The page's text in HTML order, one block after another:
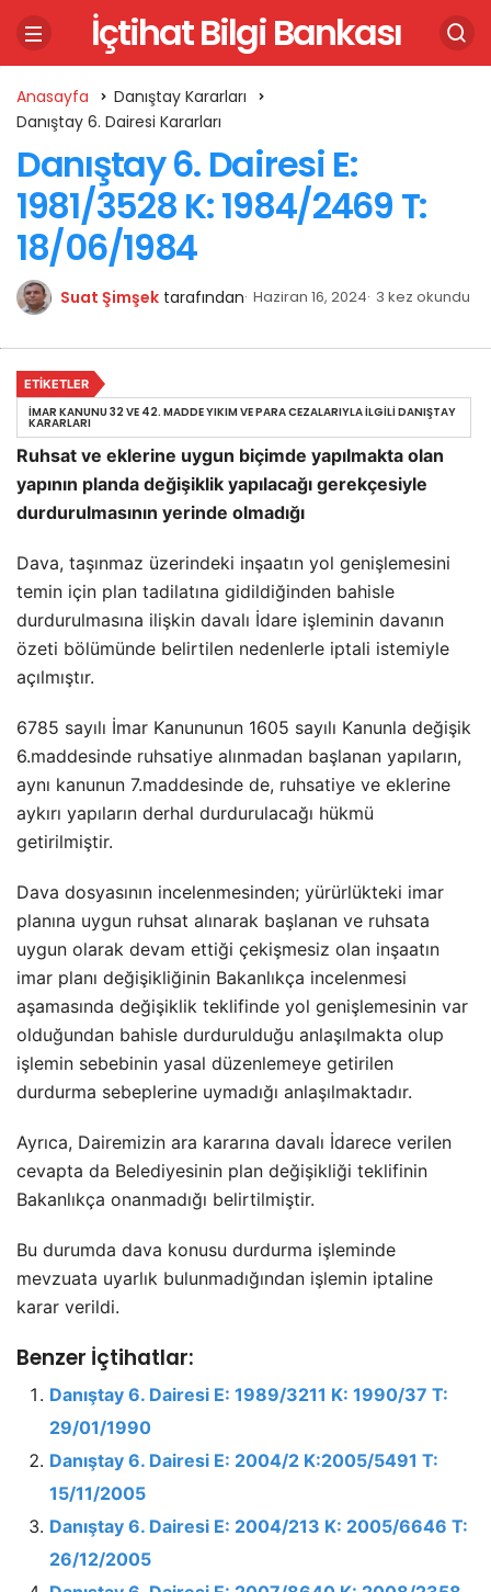
İçtihat Bilgi Bankası
Anasayfa
Danıştay Kararları
Danıştay 6. Dairesi Kararları
Danıştay 6. Dairesi E:
1981/3528 K: 1984/2469 T:
18/06/1984
Suat Şimşek tarafından Haziran 16, 2024 3 kez okundu
Ruhsat ve eklerine uygun biçimde yapılmakta olan
yapının planda değişiklik yapılacağı gerekçesiyle
durdurulmasının yerinde olmadığı
Dava, taşınmaz üzerindeki inşaatın yol genişlemesini
temin için plan tadilatına gidildiğinden bahisle
durdurulmasına ilişkin davalı İdare işleminin davanın
özeti bölümünde belirtilen nedenlerle iptali istemiyle
açılmıştır.
6785 sayılı İmar Kanununun 1605 sayılı Kanunla değişik
6.maddesinde ruhsatiye alınmadan başlanan yapıların,
aynı kanunun 7.maddesinde de, ruhsatiye ve eklerine
aykırı yapıların derhal durdurulacağı hükmü
getirilmiştir.
Dava dosyasının incelenmesinden; yürürlükteki imar
planına uygun ruhsat alınarak başlanan ve ruhsata
uygun olarak devam ettiği çekişmesiz olan inşaatın
imar planı değişikliğinin Bakanlıkça incelenmesi
aşamasında değişiklik teklifinde yol genişlemesinin var
olduğundan bahisle durdurulduğu anlaşılmakta olup
işlemin sebebinin yasal düzenlemeye getirilen
durdurma sebeplerine uymadığı anlaşılmaktadır.
Ayrıca, Dairemizin ara kararına davalı İdarece verilen
cevapta da Belediyesinin plan değişikliği teklifinin
Bakanlıkça onanmadığı belirtilmiştir.
Bu durumda dava konusu durdurma işleminde
mevzuata uyarlık bulunmadığından işlemin iptaline
karar verildi.
Benzer İçtihatlar:
Danıştay 6. Dairesi E: 1989/3211 K: 1990/37 T:
29/01/1990
Danıştay 6. Dairesi E: 2004/2 K:2005/5491 T:
15/11/2005
Danıştay 6. Dairesi E: 2004/213 K: 2005/6646 T:
26/12/2005
ETIKETLER
İMAR KANUNU 32 VE 42. MADDE YIKIM VE PARA CEZALARIYLA İLGILI DANIŞTAY
KARARLARI